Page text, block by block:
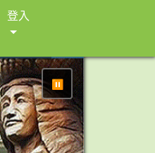
登入
⏸